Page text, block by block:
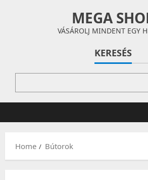
MEGA
VÁSÁROLJ MINDENT EGY
KERESÉS
Home Bútorok